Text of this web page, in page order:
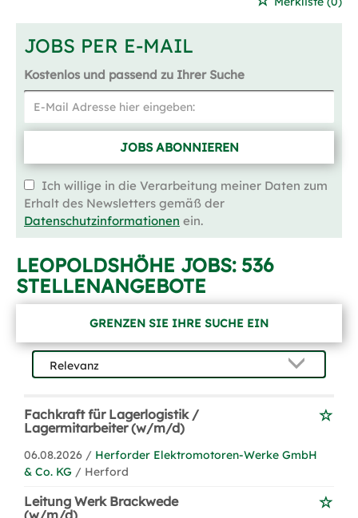
JOBS PER E-MAIL
Kostenlos und passend zu Ihrer Suche
JOBS ABONNIEREN
Ich willige in die Verarbeitung meiner Daten zum
Erhalt des Newsletters gemäß der
Datenschutzinformationen ein.
LEOPOLDSHÖHE JOBS: 536
STELLENANGEBOTE
GRENZEN SIE IHRE SUCHE EIN
Fachkraft für Lagerlogistik /
Lagermitarbeiter (w/m/d)
06.08.2026 / Herforder Elektromotoren-Werke GmbH
& Co. KG / Herford
Leitung Werk Brackwede
(w/m/d)